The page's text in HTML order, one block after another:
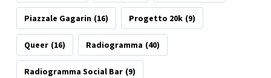
Piazzale Gagarin (16) Progetto 20k (9)
Queer (16) Radiogramma (40)
Radiogramma Social Bar (9)